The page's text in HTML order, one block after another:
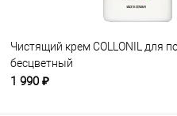
Чистящий крем COLLONIL для
бесцветный
1 990 ₽